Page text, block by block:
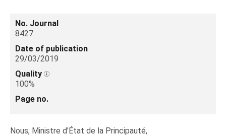
No. Journal
8427
Date of publication
29/03/2019
Quality
100%
Page no.
Nous, Ministre d'État de la Principauté,